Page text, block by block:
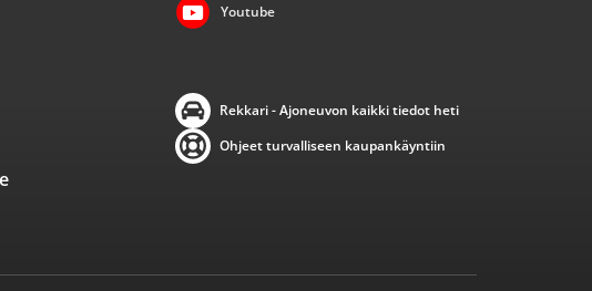
Youtube
Rekkari - Ajoneuvon kaikki tiedot heti
Ohjeet turvalliseen kaupankäyntiin